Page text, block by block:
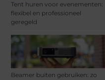
Tent huren voor evenementen:
flexibel en professioneel
geregeld
Beamer buiten gebruiken: zo